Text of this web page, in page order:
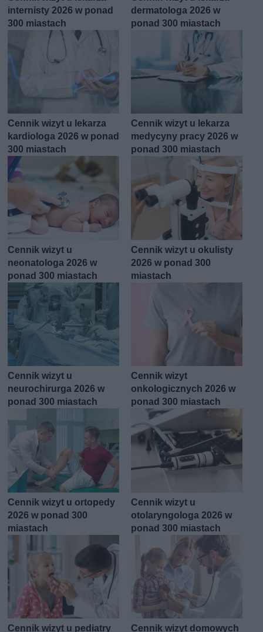
internisty 2026 w ponad
300 miastach
dermatologa 2026 w
ponad 300 miastach
Cennik wizyt u lekarza
kardiologa 2026 w ponad
300 miastach
Cennik wizyt u lekarza
medycyny pracy 2026 w
ponad 300 miastach
Cennik wizyt u
neonatologa 2026 w
ponad 300 miastach
Cennik wizyt u okulisty
2026 w ponad 300
miastach
Cennik wizyt u
neurochirurga 2026 w
ponad 300 miastach
Cennik wizyt
onkologicznych 2026 w
ponad 300 miastach
Cennik wizyt u ortopedy
2026 w ponad 300
miastach
Cennik wizyt u
otolaryngologa 2026 w
ponad 300 miastach
Cennik wizyt u pediatry
Cennik wizyt domowych